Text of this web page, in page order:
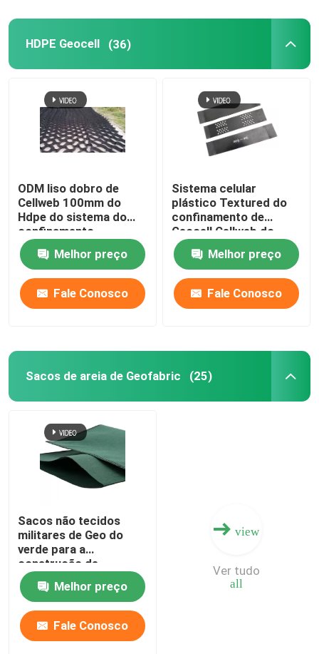
HDPE Geocell (36)
ODM liso dobro de
Cellweb 100mm do
Hdpe do sistema do
confinamento
Melhor preço
Fale Conosco
Sistema celular
plástico Textured do
confinamento de
Geocell Cellweb do
HDPE para a
construção de
estradas
Melhor preço
Fale Conosco
Sacos de areia de Geofabric (25)
Sacos não tecidos
militares de Geo do
verde para a
construção de
dragagem
Melhor preço
Fale Conosco
view
all
Ver tudo